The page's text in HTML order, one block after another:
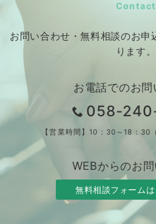
Contact
お問い合わせ・無料相談のお申
ります。
お電話でのお
058-
【営業時間】10：30～18：30
WEBからのお
無料相談フォームは